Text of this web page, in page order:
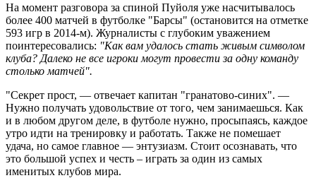
На момент разговора за спиной Пуйоля уже насчитывалось
более 400 матчей в футболке "Барсы" (остановится на отметке
593 игр в 2014-м). Журналисты с глубоким уважением
поинтересовались: "Как вам удалось стать живым символом
клуба? Далеко не все игроки могут провести за одну команду
столько матчей".
"Секрет прост, — отвечает капитан "гранатово-синих". —
Нужно получать удовольствие от того, чем занимаешься. Как
и в любом другом деле, в футболе нужно, просыпаясь, каждое
утро идти на тренировку и работать. Также не помешает
удача, но самое главное — энтузиазм. Стоит осознавать, что
это большой успех и честь – играть за один из самых
именитых клубов мира.